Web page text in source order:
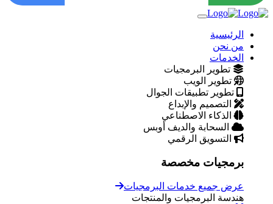
الرئيسية
من نحن
الخدمات
تطوير البرمجيات
تطوير الويب
تطوير تطبيقات الجوال
التصميم والإبداع
الذكاء الاصطناعي
السحابة والديف أوبس
التسويق الرقمي
برمجيات مخصصة
عرض جميع خدمات البرمجيات
هندسة البرمجيات والمنتجات